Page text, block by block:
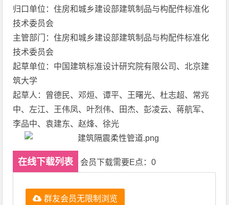
归口单位：住房和城乡建设部建筑制品与构配件标准化
技术委员会
主管部门：住房和城乡建设部建筑制品与构配件标准化
技术委员会
起草单位：中国建筑标准设计研究院有限公司、北京建
筑大学
起草人：曾德民、邓烜、谭平、王曙光、杜志超、常兆
中、左江、王伟凤、叶烈伟、田杰、彭凌云、蒋航军、
李品中、袁建东、赵烽、徐光
在线下载列表 会员下载需要E点：0
群友会员无限制浏览